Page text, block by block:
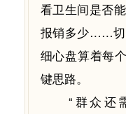
看卫生间是否
报销多少……切
细心盘算着每
键思路。
“群众还需